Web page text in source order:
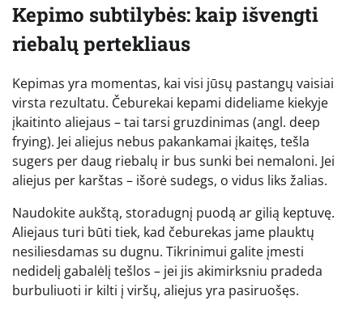
Kepimo subtilybės: kaip išvengti
riebalų pertekliaus
Kepimas yra momentas, kai visi jūsų pastangų vaisiai
virsta rezultatu. Čeburekai kepami dideliame kiekyje
įkaitinto aliejaus – tai tarsi gruzdinimas (angl. deep
frying). Jei aliejus nebus pakankamai įkaitęs, tešla
sugers per daug riebalų ir bus sunki bei nemaloni. Jei
aliejus per karštas – išorė sudegs, o vidus liks žalias.
Naudokite aukštą, storadugnį puodą ar gilią keptuvę.
Aliejaus turi būti tiek, kad čeburekas jame plauktų
nesiliesdamas su dugnu. Tikrinimui galite įmesti
nedidelį gabalėlį tešlos – jei jis akimirksniu pradeda
burbuliuoti ir kilti į viršų, aliejus yra pasiruošęs.